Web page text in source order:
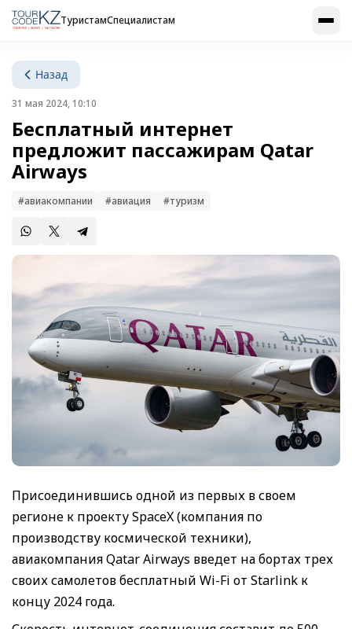
ТуристамСпециалистам
Назад
31 мая 2024, 10:10
Бесплатный интернет
предложит пассажирам Qatar
Airways
#авиакомпании #авиация #туризм
Присоединившись одной из первых в своем
регионе к проекту SpaceX (компания по
производству космической техники),
авиакомпания Qatar Airways введет на бортах трех
своих самолетов бесплатный Wi-Fi от Starlink к
концу 2024 года.